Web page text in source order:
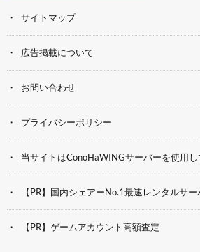
サイトマップ
広告掲載について
お問い合わせ
プライバシーポリシー
当サイトはConoHaWINGサーバーを使用し
【PR】国内シェアーNo.1最速レンタルサー
【PR】ゲームアカウント高額査定